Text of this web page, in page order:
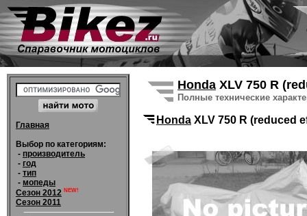
Главная
Выбор по категориям:
- производитель
- год
- тип
- мопеды
Сезон 2012 NEW!
Сезон 2011
Honda XLV 750 R
Полные технические
Honda XLV 750 R (reduced